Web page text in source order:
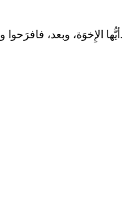
أيُّها الإِخوَة، وبعد، فافرَحوا واعمَلوا لِلكَمال، وتشجَّعوا، وكونوا على رأيٍ واحِد، وعيشوا بِسَلام، وإلهُ المَحبَّةِ والسَّلامِ يَكونُ معَكُم.